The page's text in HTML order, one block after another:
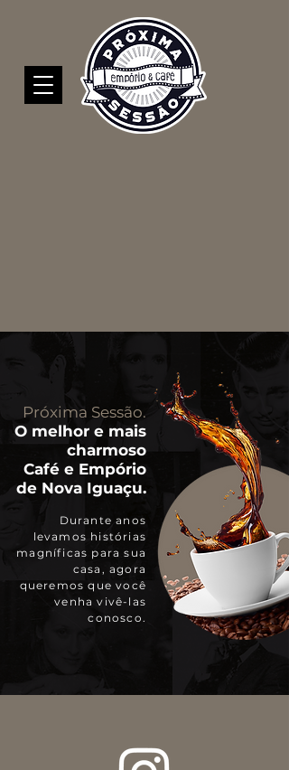
Próxima Sessão.
O melhor e mais
charmoso
Café e Empório
de Nova Iguaçu.
Durante anos
levamos histórias
magníficas para sua
casa, agora
queremos que você
venha vivê-las
conosco.